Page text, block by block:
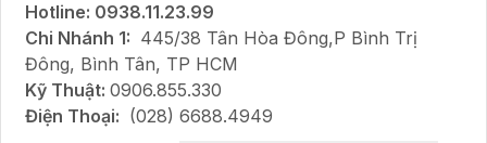
Hotline: 0938.11.23.99
Chi Nhánh 1: 445/38 Tân Hòa Đông,P Bình Trị
Đông, Bình Tân, TP HCM
Kỹ Thuật: 0906.855.330
Điện Thoại: (028) 6688.4949